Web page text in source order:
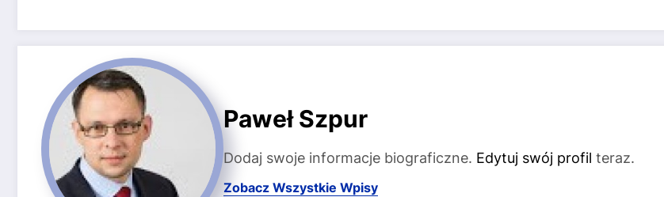
Paweł Szpur
Dodaj swoje informacje biograficzne. Edytuj swój profil teraz.
Zobacz Wszystkie Wpisy